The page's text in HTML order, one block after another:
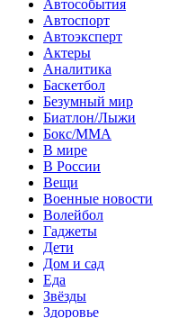
Автособытия
Автоспорт
Автоэксперт
Актеры
Аналитика
Баскетбол
Безумный мир
Биатлон/Лыжи
Бокс/MMA
В мире
В России
Вещи
Военные новости
Волейбол
Гаджеты
Дети
Дом и сад
Еда
Звёзды
Здоровье